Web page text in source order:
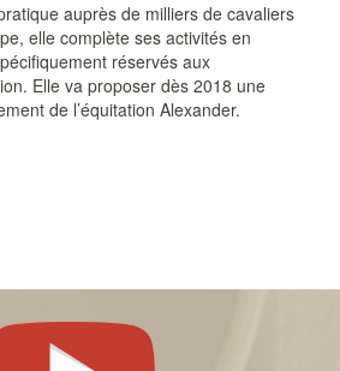
auprès de milliers de cavaliers
elle complète ses activités en
réservés aux
Elle va proposer dès 2018 une
de l’équitation Alexander.